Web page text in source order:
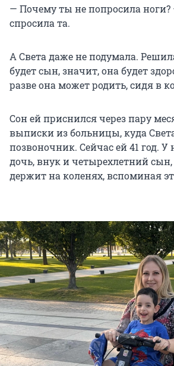
— Почему ты не попросила
спросила та.
А Света даже не подумала.
будет сын, значит, она будет
разве она может родить, сидя в
Сон ей приснился через пару
выписки из больницы, куда
позвоночник. Сейчас ей 41 год. У
дочь, внук и четырехлетний сын,
держит на коленях, вспоминая